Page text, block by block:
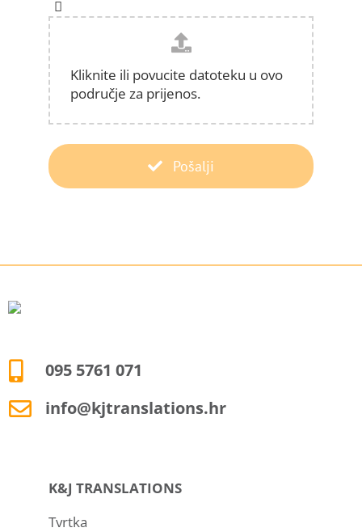
Kliknite ili povucite datoteku u ovo
područje za prijenos.
Pošalji
095 5761 071
info@kjtranslations.hr
K&J TRANSLATIONS
Tvrtka